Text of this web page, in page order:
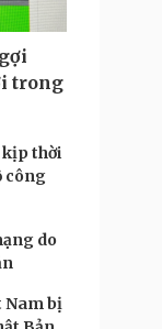
trong
kịp thời
công
do
Nam bị